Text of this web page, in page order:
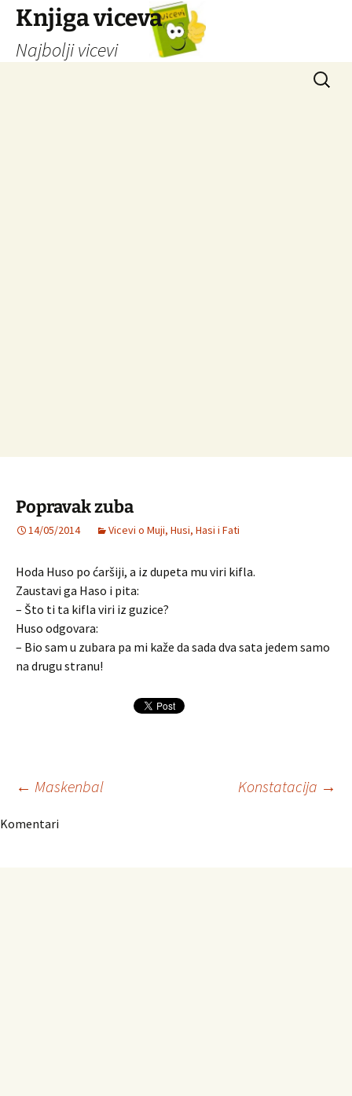
Knjiga viceva
Najbolji vicevi
Popravak zuba
14/05/2014 Vicevi o Muji, Husi, Hasi i Fati
Hoda Huso po ćaršiji, a iz dupeta mu viri kifla.
Zaustavi ga Haso i pita:
– Što ti ta kifla viri iz guzice?
Huso odgovara:
– Bio sam u zubara pa mi kaže da sada dva sata jedem samo
na drugu stranu!
Navigacija
← Maskenbal Konstatacija →
Komentari